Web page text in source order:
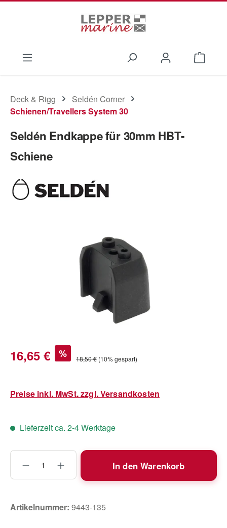
Deck & Rigg
Seldén Corner
Schienen/Travellers System 30
Seldén Endkappe für 30mm HBT-
Schiene
Verkaufspreis:
16,65 € % Regulärer Preis:
18,50 € (10% gespart)
Preise inkl. MwSt. zzgl. Versandkosten
Lieferzeit ca. 2-4 Werktage
Produkt Anzahl: Gib den gewünschten
In den Warenkorb
Artikelnummer: 9443-135